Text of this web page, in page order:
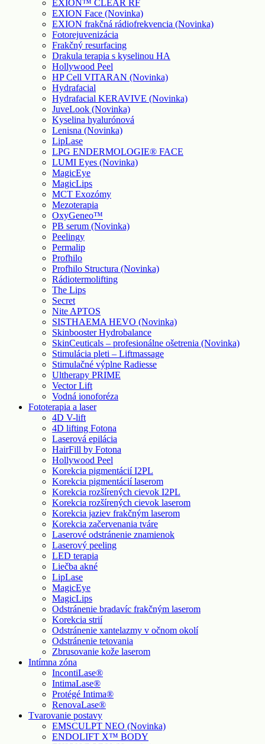
EXION™ CLEAR RF
EXION Face (Novinka)
EXION frakčná rádiofrekvencia (Novinka)
Fotorejuvenizácia
Frakčný resurfacing
Drakula terapia s kyselinou HA
Hollywood Peel
HP Cell VITARAN (Novinka)
Hydrafacial
Hydrafacial KERAVIVE (Novinka)
JuveLook (Novinka)
Kyselina hyalurónová
Lenisna (Novinka)
LipLase
LPG ENDERMOLOGIE® FACE
LUMI Eyes (Novinka)
MagicEye
MagicLips
MCT Exozómy
Mezoterapia
OxyGeneo™
PB serum (Novinka)
Peelingy
Permalip
Profhilo
Profhilo Structura (Novinka)
Rádiotermolifting
The Lips
Secret
Nite APTOS
SISTHAEMA HEVO (Novinka)
Skinbooster Hydrobalance
SkinCeuticals – profesionálne ošetrenia (Novinka)
Stimulácia pleti – Liftmassage
Stimulačné výplne Radiesse
Ultherapy PRIME
Vector Lift
Vodná ionoforéza
Fototerapia a laser
4D V-lift
4D lifting Fotona
Laserová epilácia
HairFill by Fotona
Hollywood Peel
Korekcia pigmentácií I2PL
Korekcia pigmentácií laserom
Korekcia rozšírených cievok I2PL
Korekcia rozšírených cievok laserom
Korekcia jaziev frakčným laserom
Korekcia začervenania tváre
Laserové odstránenie znamienok
Laserový peeling
LED terapia
Liečba akné
LipLase
MagicEye
MagicLips
Odstránenie bradavíc frakčným laserom
Korekcia strií
Odstránenie xantelazmy v očnom okolí
Odstránenie tetovania
Zbrusovanie kože laserom
Intímna zóna
IncontiLase®
IntimaLase®
Protégé Intima®
RenovaLase®
Tvarovanie postavy
EMSCULPT NEO (Novinka)
ENDOLIFT X™ BODY